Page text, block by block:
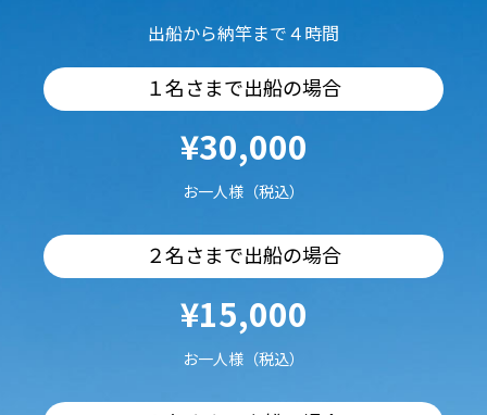
出船から納竿まで４時間
１名さまで出船の場合
¥30,000
お一人様（税込）
２名さまで出船の場合
¥15,000
お一人様（税込）